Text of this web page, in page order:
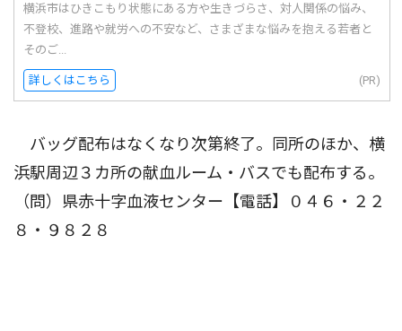
横浜市はひきこもり状態にある方や生きづらさ、対人関係の悩み、
不登校、進路や就労への不安など、さまざまな悩みを抱える若者と
そのご...
詳しくはこちら (PR)
バッグ配布はなくなり次第終了。同所のほか、横
浜駅周辺３カ所の献血ルーム・バスでも配布する。
（問）県赤十字血液センター【電話】０４６・２２
８・９８２８